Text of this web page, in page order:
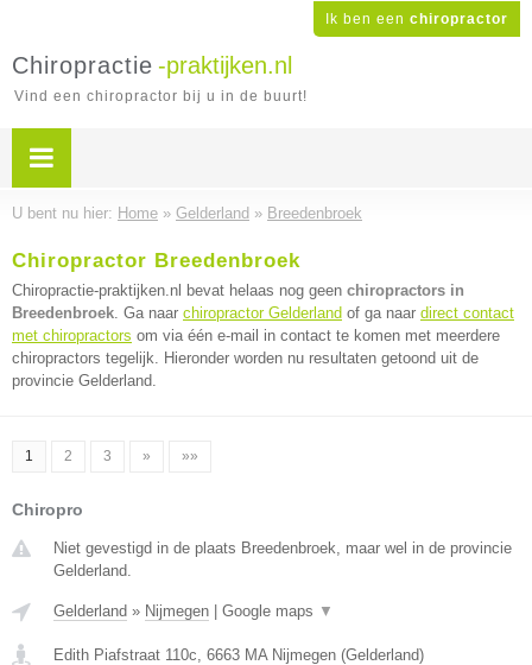
Ik ben een chiropractor
Chiropractie -praktijken.nl
Vind een chiropractor bij u in de buurt!
U bent nu hier: Home » Gelderland » Breedenbroek
Chiropractor Breedenbroek
Chiropractie-praktijken.nl bevat helaas nog geen chiropractors in
Breedenbroek. Ga naar chiropractor Gelderland of ga naar direct contact
met chiropractors om via één e-mail in contact te komen met meerdere
chiropractors tegelijk. Hieronder worden nu resultaten getoond uit de
provincie Gelderland.
1 2 3 » »»
Chiropro
Niet gevestigd in de plaats Breedenbroek, maar wel in de provincie
Gelderland.
Gelderland » Nijmegen Google maps ▼
Edith Piafstraat 110c, 6663 MA Nijmegen (Gelderland)